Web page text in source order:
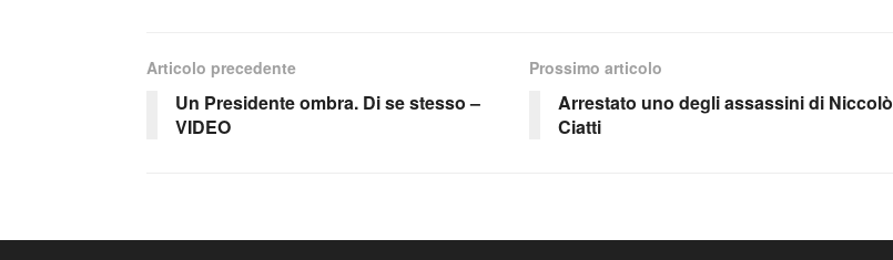
Articolo precedente
Un Presidente ombra. Di se stesso –
VIDEO
Prossimo articolo
Arrestato uno degli assassini di Niccolò
Ciatti